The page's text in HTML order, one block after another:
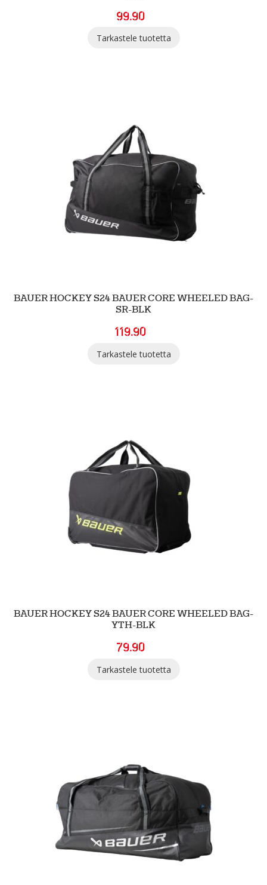
99.90
Tarkastele tuotetta
BAUER HOCKEY S24 BAUER CORE WHEELED BAG-
SR-BLK
119.90
Tarkastele tuotetta
BAUER HOCKEY S24 BAUER CORE WHEELED BAG-
YTH-BLK
79.90
Tarkastele tuotetta